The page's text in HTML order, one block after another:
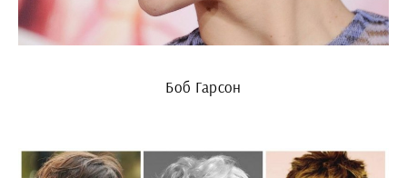
Боб Гарсон